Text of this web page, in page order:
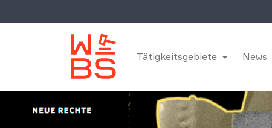
Tätigkeitsgebiete News